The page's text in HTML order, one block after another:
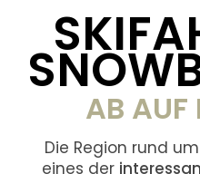
AB AUF
Die Region rund
eines der